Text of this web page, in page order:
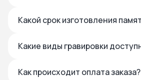
Какой срок изготовления
Какие виды гравировки
Как происходит оплата заказа?